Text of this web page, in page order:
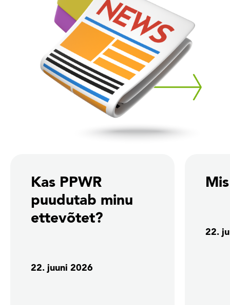
Kas PPWR
puudutab minu
ettevõtet?
22. juuni 2026
22.